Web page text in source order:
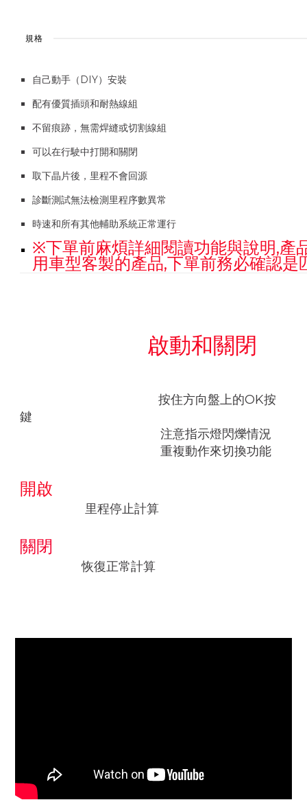
規格
自己動手（DIY）安裝
配有優質插頭和耐熱線組
不留痕跡，無需焊縫或切割線組
可以在行駛中打開和關閉
取下晶片後，里程不會回源
診斷測試無法檢測里程序數異常
時速和所有其他輔助系統正常運行
※下單前麻煩詳細閱讀功能與說明,產
用車型客製的產品,下單前務必確認是
啟動和關閉
按住方向盤上的OK按
鍵
注意指示燈閃爍情況
重複動作來切換功能
開啟
里程停止計算
關閉
恢復正常計算